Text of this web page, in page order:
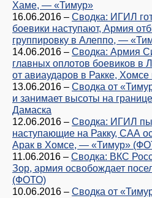
Хаме, — «Тимур»
16.06.2016 – Сводка: ИГИЛ
боевики наступают, Армия
группировку в Алеппо, —
14.06.2016 – Сводка: Армия
главных оплотов боевиков в
от авиаударов в Ракке,
13.06.2016 – Сводка от
и занимает высоты на
Дамаска
12.06.2016 – Сводка: ИГИЛ
наступающие на Ракку, САА
Арак в Хомсе, — «Тимур»
11.06.2016 – Сводка: ВКС
Зор, армия освобождает
(ФОТО)
10.06.2016 – Сводка от